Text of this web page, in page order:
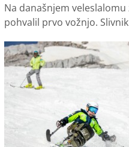
Na današnjem
pohvalil prvo vožnjo.